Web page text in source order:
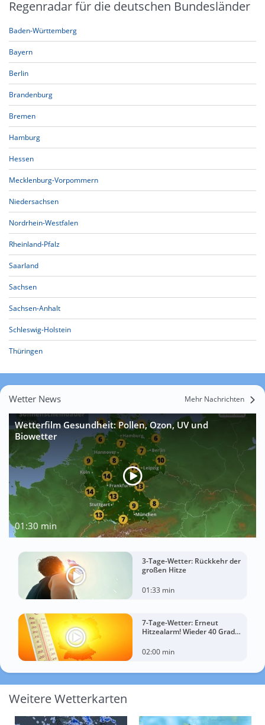
Regenradar für die deutschen Bundesländer
Baden-Württemberg
Bayern
Berlin
Brandenburg
Bremen
Hamburg
Hessen
Mecklenburg-Vorpommern
Niedersachsen
Nordrhein-Westfalen
Rheinland-Pfalz
Saarland
Sachsen
Sachsen-Anhalt
Schleswig-Holstein
Thüringen
Wetter News Mehr Nachrichten
Wetterfilm Gesundheit: Pollen, Ozon, UV und
Biowetter
01:30 min
3-Tage-Wetter: Rückkehr der
großen Hitze
01:33 min
7-Tage-Wetter: Erneut
Hitzealarm! Wieder 40 Grad
02:00 min
Weitere Wetterkarten